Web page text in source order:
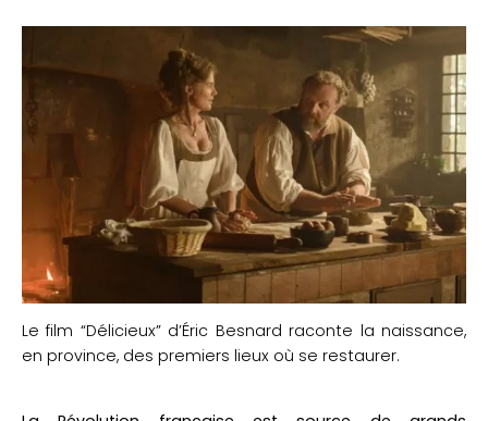
Le film “Délicieux” d’Éric Besnard raconte la naissance,
en province, des premiers lieux où se restaurer.